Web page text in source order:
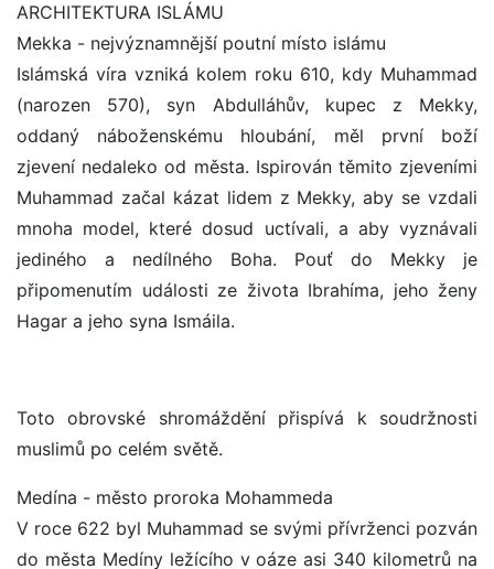
ARCHITEKTURA ISLÁMU
Mekka - nejvýznamnější poutní místo islámu
Islámská víra vzniká kolem roku 610, kdy Muhammad
(narozen 570), syn Abdulláhův, kupec z Mekky,
oddaný náboženskému hloubání, měl první boží
zjevení nedaleko od města. Ispirován těmito zjeveními
Muhammad začal kázat lidem z Mekky, aby se vzdali
mnoha model, které dosud uctívali, a aby vyznávali
jediného a nedílného Boha. Pouť do Mekky je
připomenutím události ze života Ibrahíma, jeho ženy
Hagar a jeho syna Ismáila.
Toto obrovské shromáždění přispívá k soudržnosti
muslimů po celém světě.
Medína - město proroka Mohammeda
V roce 622 byl Muhammad se svými přívrženci pozván
do města Medíny ležícího v oáze asi 340 kilometrů na